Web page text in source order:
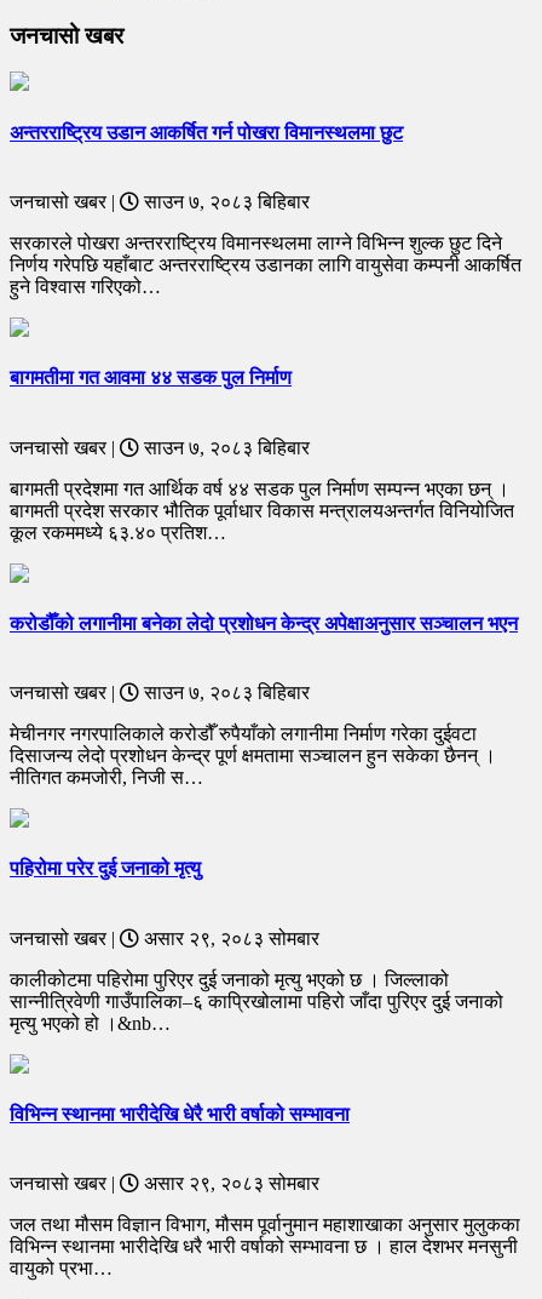
जनचासो खबर
अन्तरराष्ट्रिय उडान आकर्षित गर्न पोखरा विमानस्थलमा छुट
जनचासो खबर |
साउन ७, २०८३ बिहिबार
सरकारले पोखरा अन्तरराष्ट्रिय विमानस्थलमा लाग्ने विभिन्न शुल्क छुट दिने
निर्णय गरेपछि यहाँबाट अन्तरराष्ट्रिय उडानका लागि वायुसेवा कम्पनी आकर्षित
हुने विश्वास गरिएको…
बागमतीमा गत आवमा ४४ सडक पुल निर्माण
जनचासो खबर |
साउन ७, २०८३ बिहिबार
बागमती प्रदेशमा गत आर्थिक वर्ष ४४ सडक पुल निर्माण सम्पन्न भएका छन् ।
बागमती प्रदेश सरकार भौतिक पूर्वाधार विकास मन्त्रालयअन्तर्गत विनियोजित
कूल रकममध्ये ६३.४० प्रतिश…
करोडौँको लगानीमा बनेका लेदो प्रशोधन केन्द्र अपेक्षाअनुसार सञ्चालन भएन
जनचासो खबर |
साउन ७, २०८३ बिहिबार
मेचीनगर नगरपालिकाले करोडौँ रुपैयाँको लगानीमा निर्माण गरेका दुईवटा
दिसाजन्य लेदो प्रशोधन केन्द्र पूर्ण क्षमतामा सञ्चालन हुन सकेका छैनन् ।
नीतिगत कमजोरी, निजी स…
पहिरोमा परेर दुई जनाको मृत्यु
जनचासो खबर |
असार २९, २०८३ सोमबार
कालीकोटमा पहिरोमा पुरिएर दुई जनाको मृत्यु भएको छ । जिल्लाको
सान्नीत्रिवेणी गाउँपालिका–६ काप्रिखोलामा पहिरो जाँदा पुरिएर दुई जनाको
मृत्यु भएको हो ।&nb…
विभिन्न स्थानमा भारीदेखि धेरै भारी वर्षाको सम्भावना
जनचासो खबर |
असार २९, २०८३ सोमबार
जल तथा मौसम विज्ञान विभाग, मौसम पूर्वानुमान महाशाखाका अनुसार मुलुकका
विभिन्न स्थानमा भारीदेखि धरै भारी वर्षाको सम्भावना छ । हाल देशभर मनसुनी
वायुको प्रभा…